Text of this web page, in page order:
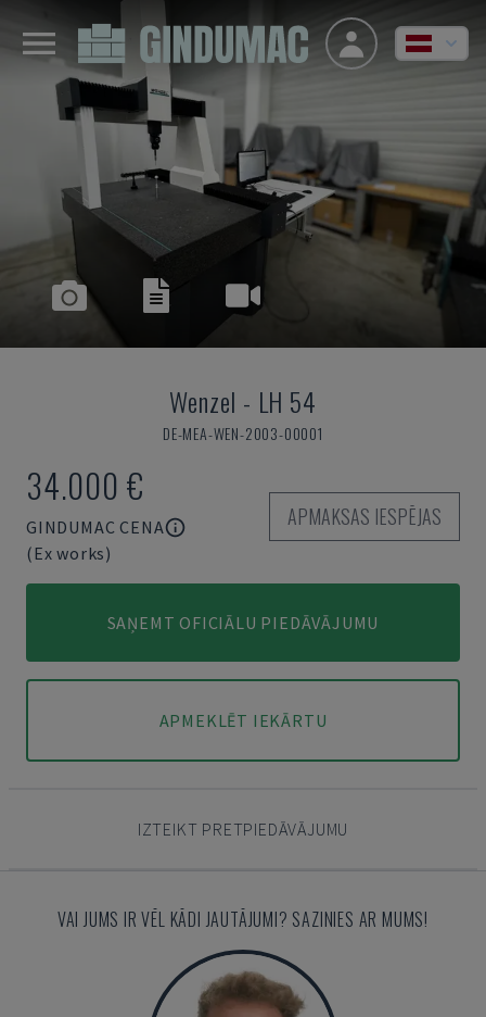
Wenzel - LH 54
DE-MEA-WEN-2003-00001
34.000 €
GINDUMAC CENA
(Ex works)
APMAKSAS IESPĒJAS
SAŅEMT OFICIĀLU PIEDĀVĀJUMU
APMEKLĒT IEKĀRTU
IZTEIKT PRETPIEDĀVĀJUMU
VAI JUMS IR VĒL KĀDI JAUTĀJUMI? SAZINIES AR MUMS!